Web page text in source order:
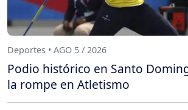
Deportes • AGO 5 / 2026
Podio histórico en Santo
la rompe en Atletismo